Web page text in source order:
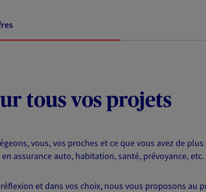
tous vos projets
vous, vos proches et ce que vous avez de
assurance auto, habitation, santé, prévoyance,
et dans vos choix, nous vous proposons au